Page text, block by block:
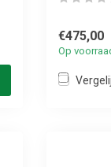
€475,00
Op